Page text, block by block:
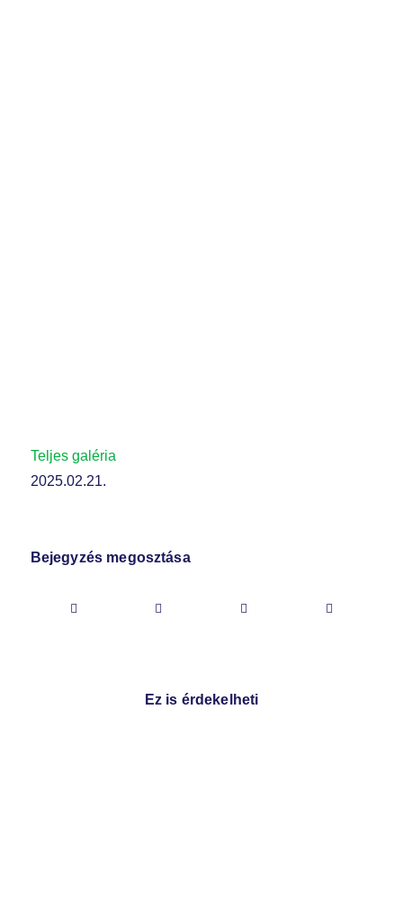
Teljes galéria
2025.02.21.
Bejegyzés megosztása
Ez is érdekelheti